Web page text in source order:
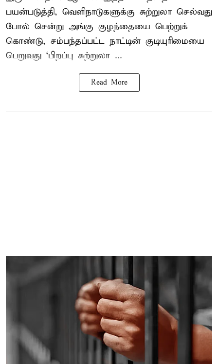
பயன்படுத்தி, வெளிநாடுகளுக்கு சுற்றுலா செல்வது
போல் சென்று அங்கு குழந்தையை பெற்றுக்
கொண்டு, சம்பந்தப்பட்ட நாட்டின் குடியுரிமையை
பெறுவது ‘பிறப்பு சுற்றுலா ...
Read More